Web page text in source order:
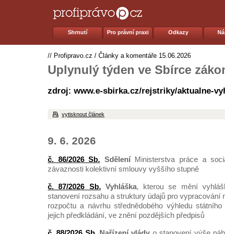
Shrnutí Pro právní praxi Odkazy
// Profipravo.cz / Články a komentáře 15.06.2026
Uplynulý týden ve Sbírce
zdroj: www.e-sbirka.cz/rejstriky/aktualne-
vytisknout článek
9. 6. 2026
č. 86/2026 Sb. SděleníMinisterstva práce a
závaznosti kolektivní smlouvy vyššího stupně
č. 87/2026 Sb.Vyhláška, kterou se mění
stanovení rozsahu a struktury údajů pro vypracování
rozpočtu a návrhu střednědobého výhledu
jejich předkládání, ve znění pozdějších předpisů